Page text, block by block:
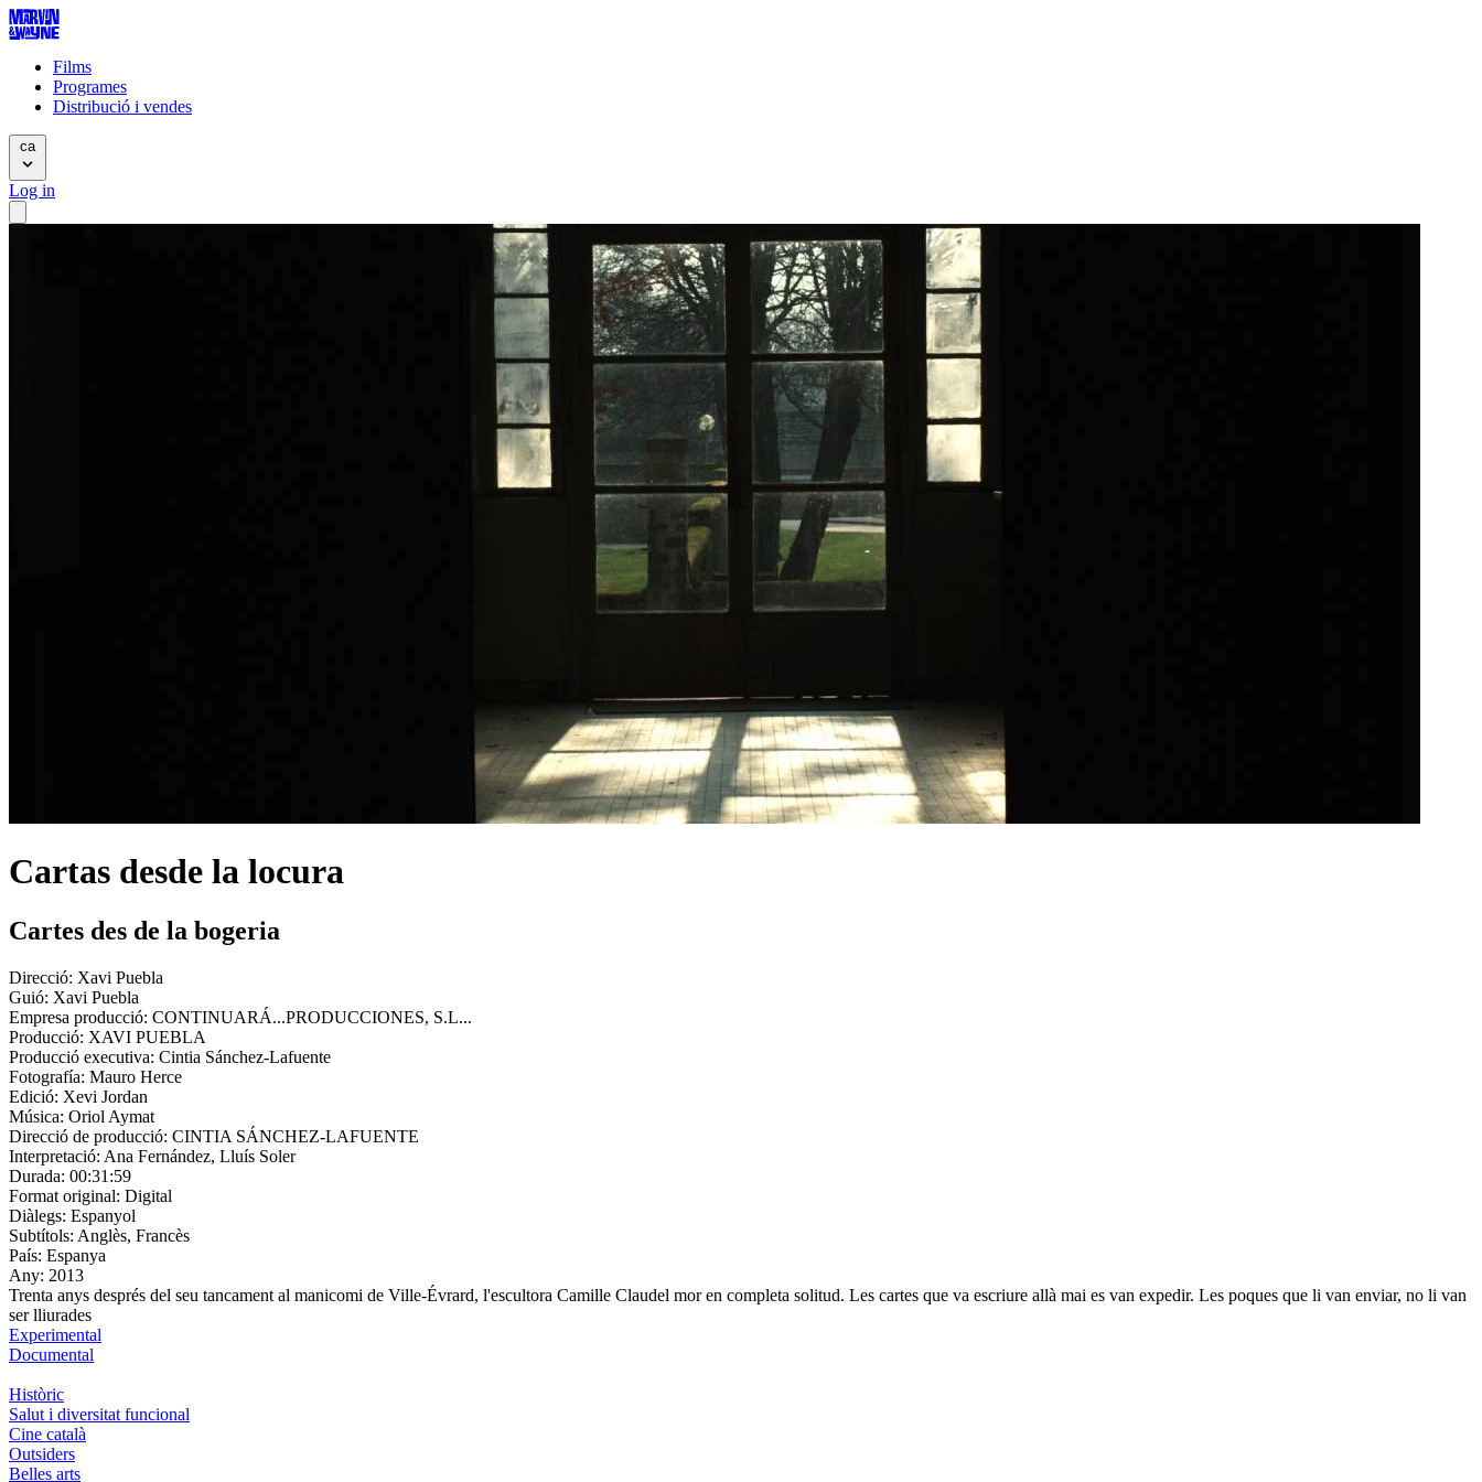
Films
Programes
Distribució i vendes
ca
Log in
Cartas desde la locura
Cartes des de la bogeria
Direcció: Xavi Puebla
Guió: Xavi Puebla
Empresa producció: CONTINUARÁ...PRODUCCIONES, S.L...
Producció: XAVI PUEBLA
Producció executiva: Cintia Sánchez-Lafuente
Fotografía: Mauro Herce
Edició: Xevi Jordan
Música: Oriol Aymat
Direcció de producció: CINTIA SÁNCHEZ-LAFUENTE
Interpretació: Ana Fernández, Lluís Soler
Durada: 00:31:59
Format original: Digital
Diàlegs: Espanyol
Subtítols: Anglès, Francès
País: Espanya
Any: 2013
Trenta anys després del seu tancament al manicomi de Ville-Évrard, l'escultora Camille Claudel mor en completa solitud. Les cartes que va escriure allà mai es van expedir. Les poques que li van enviar, no li van
ser lliurades
Experimental
Documental
Històric
Salut i diversitat funcional
Cine català
Outsiders
Belles arts